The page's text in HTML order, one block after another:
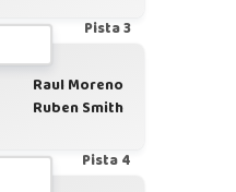
Pista 3
Raul Moreno
Ruben Smith
Pista 4